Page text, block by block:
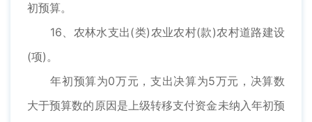
初预算。
16、农林水支出(类)农业农村(款)农村道路建设
(项)。
年初预算为0万元，支出决算为5万元，决算数
大于预算数的原因是上级转移支付资金未纳入年初预